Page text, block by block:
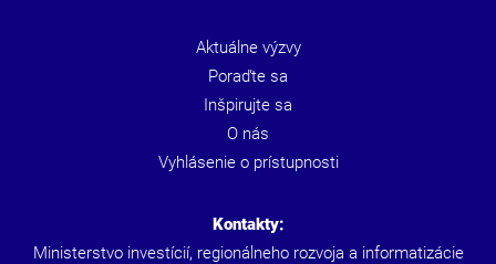
Aktuálne výzvy
Poraďte sa
Inšpirujte sa
O nás
Vyhlásenie o prístupnosti
Kontakty:
Ministerstvo investícií, regionálneho rozvoja a informatizácie